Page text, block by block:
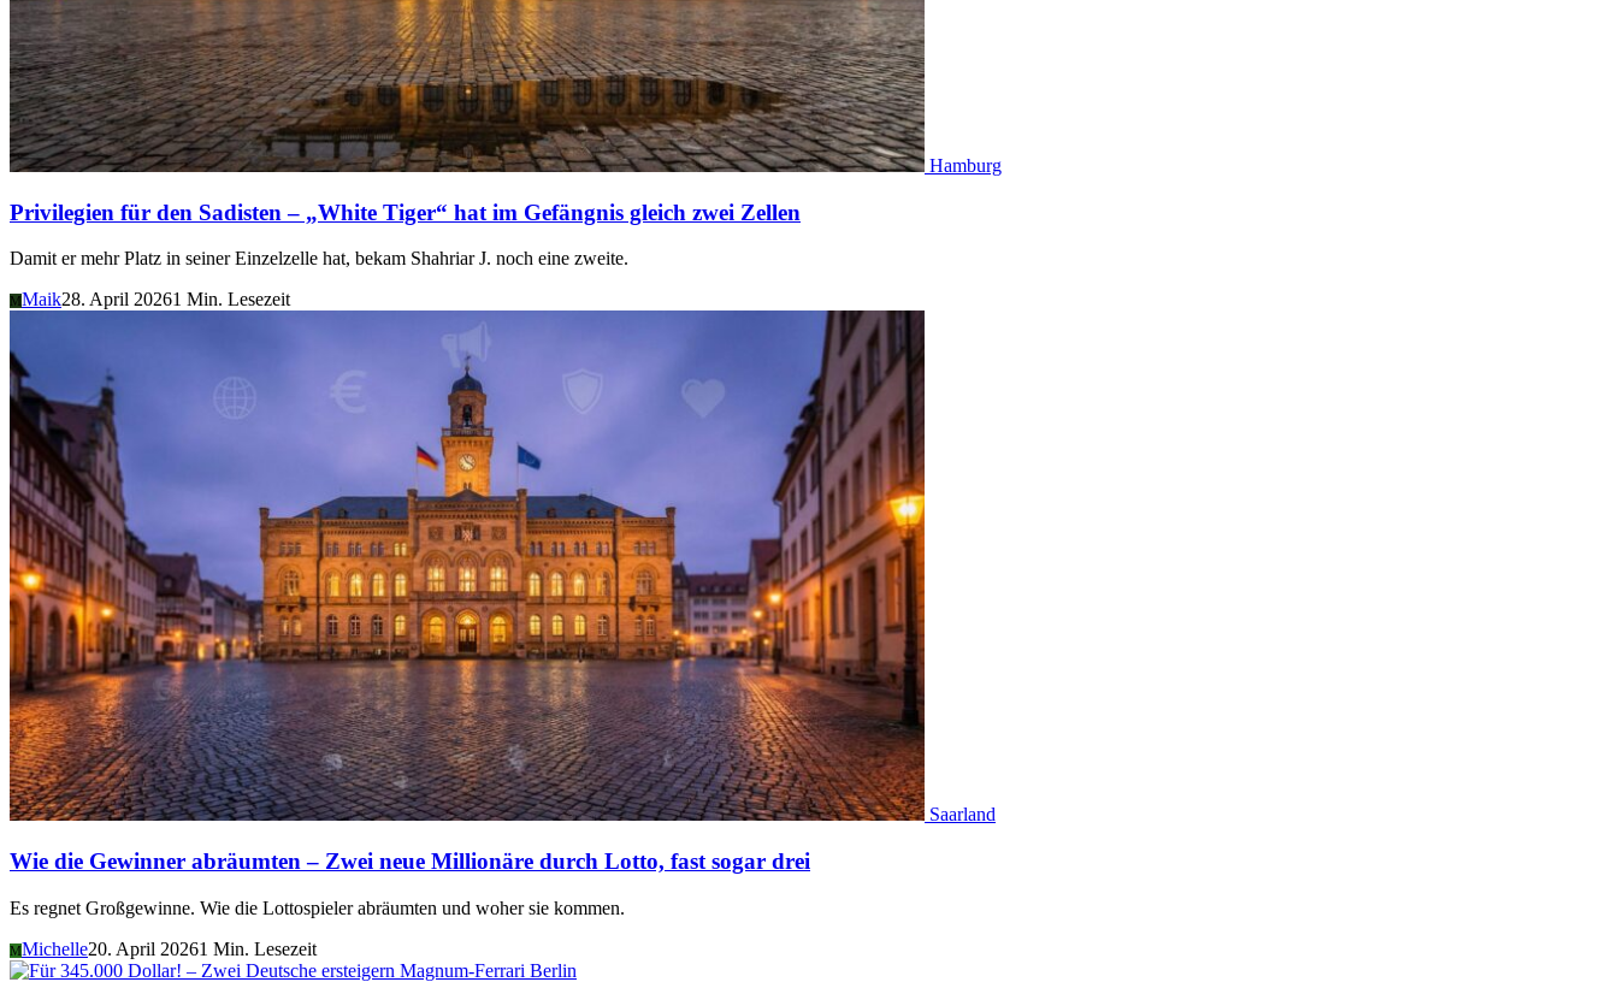
Hamburg
Privilegien für den Sadisten – „White Tiger“ hat im Gefängnis gleich zwei Zellen
Damit er mehr Platz in seiner Einzelzelle hat, bekam Shahriar J. noch eine zweite.
M Maik28. April 20261 Min. Lesezeit
Saarland
Wie die Gewinner abräumten – Zwei neue Millionäre durch Lotto, fast sogar drei
Es regnet Großgewinne. Wie die Lottospieler abräumten und woher sie kommen.
MMichelle20. April 20261 Min. Lesezeit
Berlin